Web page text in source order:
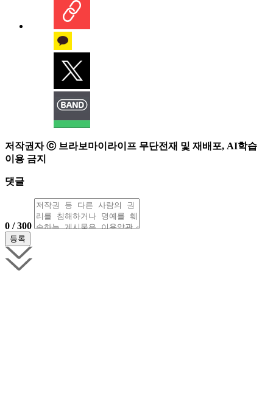
저작권자 ⓒ 브라보마이라이프 무단전재 및 재배포, AI학습
이용 금지
댓글
0 / 300